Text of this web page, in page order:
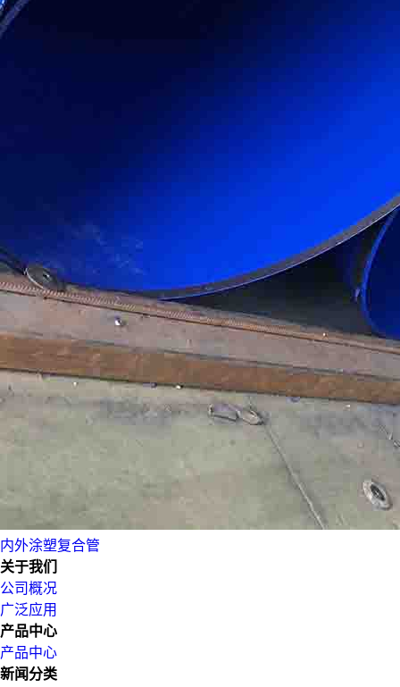
内外涂塑复合管
关于我们
公司概况
广泛应用
产品中心
产品中心
新闻分类